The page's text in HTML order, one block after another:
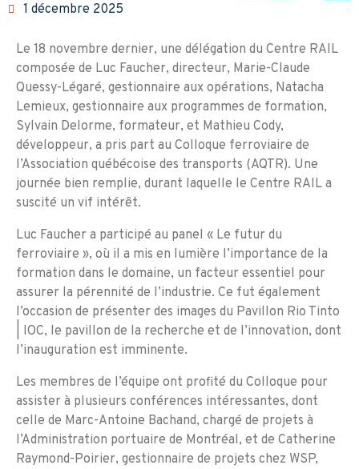
1 décembre 2025
Le 18 novembre dernier, une délégation du Centre RAIL
composée de Luc Faucher, directeur, Marie-Claude
Quessy-Légaré, gestionnaire aux opérations, Natacha
Lemieux, gestionnaire aux programmes de formation,
Sylvain Delorme, formateur, et Mathieu Cody,
développeur, a pris part au Colloque ferroviaire de
l’Association québécoise des transports (AQTR). Une
journée bien remplie, durant laquelle le Centre RAIL a
suscité un vif intérêt.
Luc Faucher a participé au panel « Le futur du
ferroviaire », où il a mis en lumière l’importance de la
formation dans le domaine, un facteur essentiel pour
assurer la pérennité de l’industrie. Ce fut également
l’occasion de présenter des images du Pavillon Rio Tinto
| IOC, le pavillon de la recherche et de l’innovation, dont
l’inauguration est imminente.
Les membres de l’équipe ont profité du Colloque pour
assister à plusieurs conférences intéressantes, dont
celle de Marc-Antoine Bachand, chargé de projets à
l’Administration portuaire de Montréal, et de Catherine
Raymond-Poirier, gestionnaire de projets chez WSP,